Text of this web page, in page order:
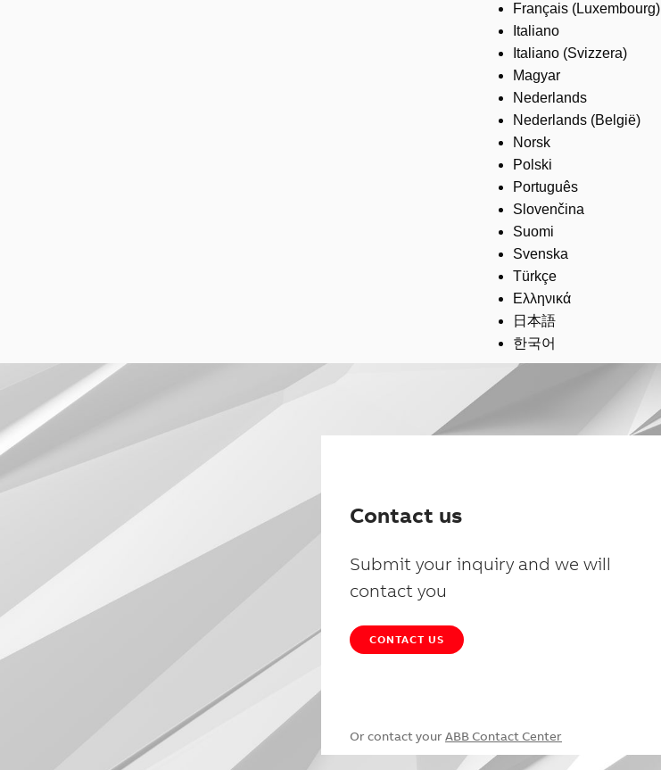
Français (Luxembourg)
Italiano
Italiano (Svizzera)
Magyar
Nederlands
Nederlands (België)
Norsk
Polski
Português
Slovenčina
Suomi
Svenska
Türkçe
Ελληνικά
日本語
한국어
Contact us
Submit your inquiry and we will
contact you
CONTACT US
Or contact your ABB Contact Center